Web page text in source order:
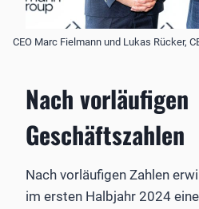
CEO Marc Fielmann und Lukas Rücker,
Nach vorläufigen
Geschäftszahlen
Nach vorläufigen Zahlen
im ersten Halbjahr 2024